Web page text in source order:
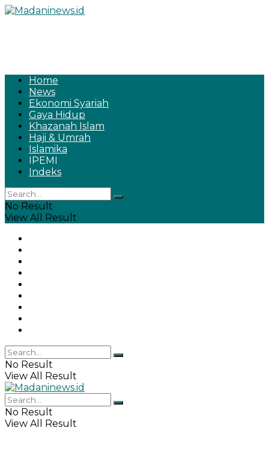
Home
News
Ekonomi Syariah
Gaya Hidup
Khazanah Islam
Haji & Umrah
Islamika
IPEMI
Indeks
No Result
View All Result
No Result
View All Result
No Result
View All Result